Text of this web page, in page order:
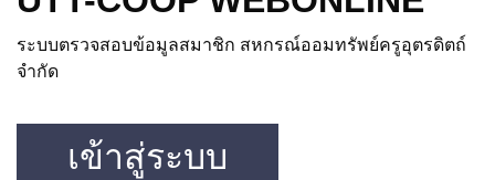
ระบบตรวจสอบข้อมูลสมาชิก สหกรณ์ออมทรัพย์ครูอุตรดิตถ์
จำกัด
เข้าสู่ระบบ